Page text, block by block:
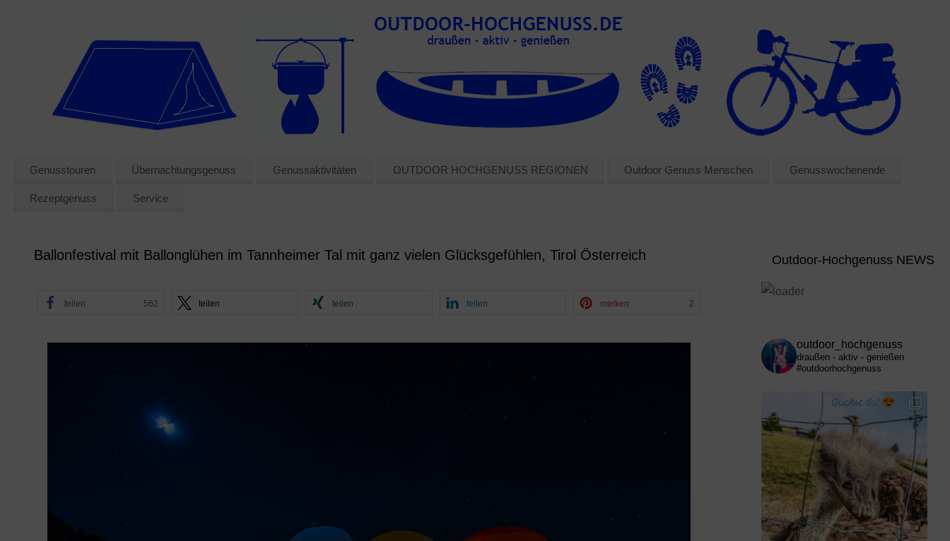
Genusstouren Übernachtungsgenuss Genussaktivitäten OUTDOOR HOCHGENUSS REGIONEN Outdoor Genuss Menschen Genusswochenende
Rezeptgenuss Service
Ballonfestival mit Ballonglühen im Tannheimer Tal mit ganz vielen Glücksgefühlen, Tirol Österreich
teilen 562 teilen teilen teilen merken 2
Outdoor-Hochgenuss NEWS
outdoor_hochgenuss
draußen - aktiv - genießen
#outdoorhochgenuss